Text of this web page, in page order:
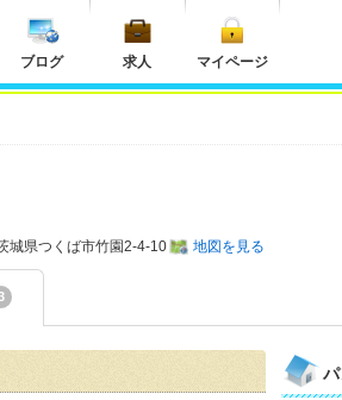
ブログ 求人 マイページ
城県つくば市竹園2-4-10 地図を見る